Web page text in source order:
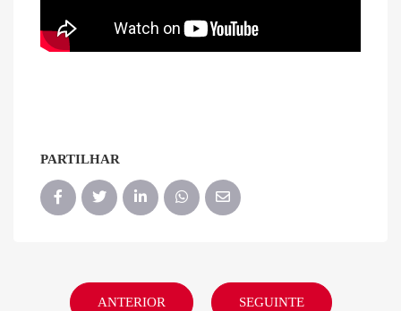
PARTILHAR
ANTERIOR SEGUINTE